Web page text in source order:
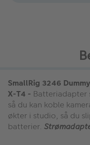
SmallRig 3246
X-T4 - Batteriadapter
så du kan koble
økter i studio, så du
batterier.